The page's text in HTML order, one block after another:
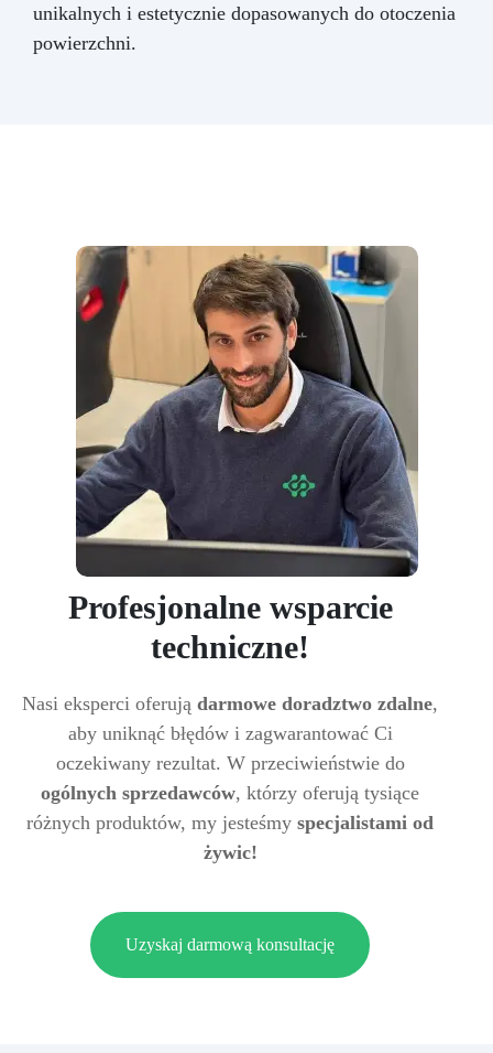
unikalnych i estetycznie dopasowanych do otoczenia
powierzchni.
Profesjonalne wsparcie
techniczne!
Nasi eksperci oferują darmowe doradztwo zdalne,
aby uniknąć błędów i zagwarantować Ci
oczekiwany rezultat. W przeciwieństwie do
ogólnych sprzedawców, którzy oferują tysiące
różnych produktów, my jesteśmy specjalistami od
żywic!
Uzyskaj darmową konsultację